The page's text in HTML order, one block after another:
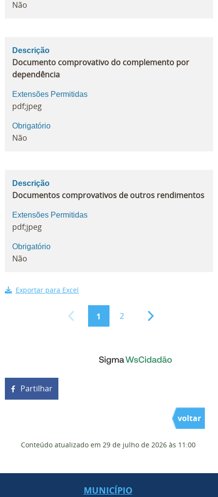
Não
Descrição
Documento comprovativo do complemento por
dependência
Extensões Permitidas
pdf;jpeg
Obrigatório
Não
Descrição
Documentos comprovativos de outros rendimentos
Extensões Permitidas
pdf;jpeg
Obrigatório
Não
Exportar para Excel
1 2
Partilhar
voltar
Conteúdo atualizado em 29 de julho de 2026 às 11:00
MUNICÍPIO